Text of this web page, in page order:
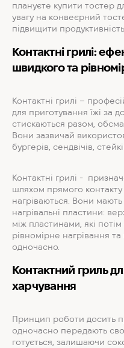
плануєте купити тостер
увагу на конвеєрний
підвищити
Контактні грилі:
швидкого та
Контактні грилі –
для приготування їжі за
стискаються разом,
Вони зазвичай
бургерів, сендвічів,
Контактні грилі -
шляхом прямого
нагріваються. Вони мають
нагрівальні пластини:
між пластинами, які
рівномірне нагрівання
одночасно.
Контактний гриль
харчування
Принцип роботи досить
одночасно передають
готується, залишаючи